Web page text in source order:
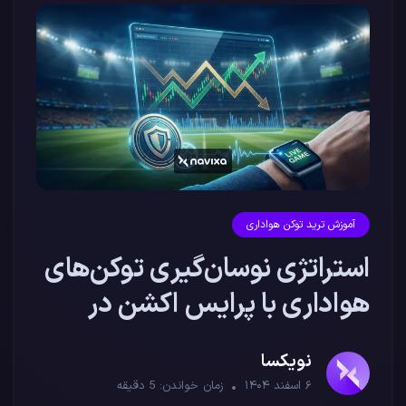
آموزش ترید توکن هواداری
استراتژی نوسان‌گیری توکن‌های
هواداری با پرایس اکشن در
زمان بازی
نویکسا
۶ اسفند ۱۴۰۴ زمان خواندن: 5 دقیقه